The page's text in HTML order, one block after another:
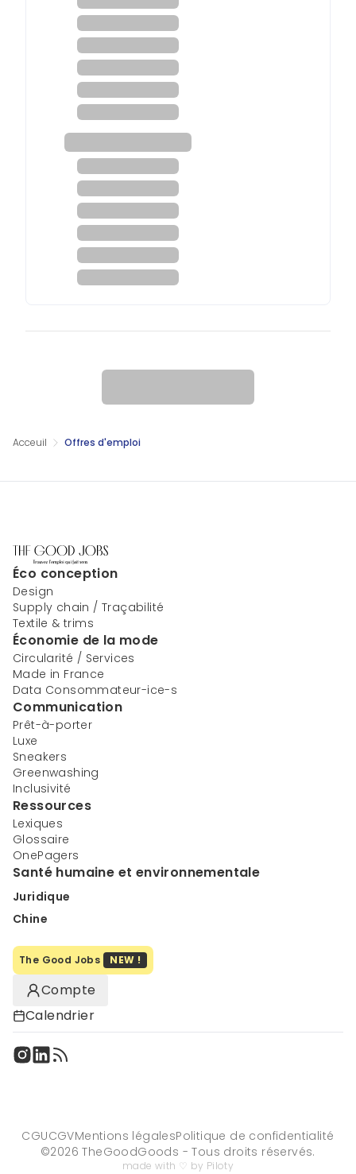
Acceuil Offres d'emploi
Éco conception
Design
Supply chain / Traçabilité
Textile & trims
Économie de la mode
Circularité / Services
Made in France
Data Consommateur-ice-s
Communication
Prêt-à-porter
Luxe
Sneakers
Greenwashing
Inclusivité
Ressources
Lexiques
Glossaire
OnePagers
Santé humaine et environnementale
Juridique
Chine
The Good Jobs NEW !
Compte
Calendrier
CGUCGVMentions légalesPolitique de confidentialité
©2026 TheGoodGoods - Tous droits réservés.
made with ♡ by Piloty